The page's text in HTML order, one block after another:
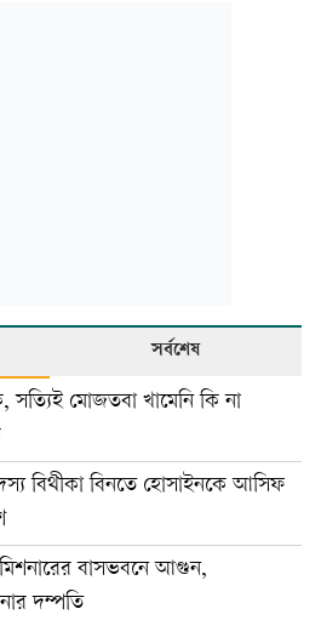
সর্বশেষ
সত্যিই মোজতবা খামেনি কি না
বিথীকা বিনতে হোসাইনকে আসিফ
বাসভবনে আগুন,
দম্পতি